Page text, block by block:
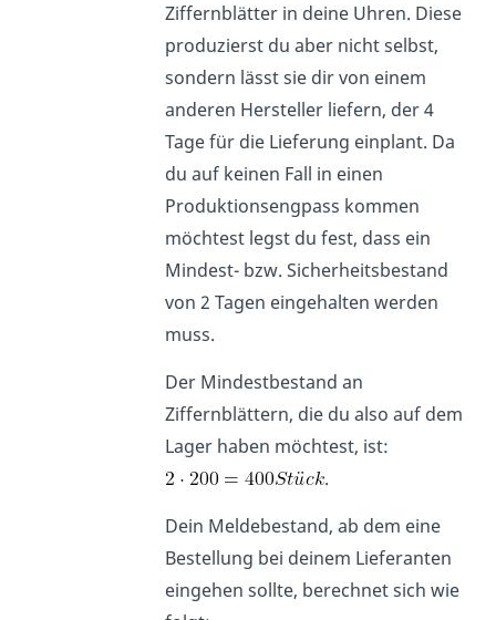
Ziffernblätter in deine Uhren. Diese
produzierst du aber nicht selbst,
sondern lässt sie dir von einem
anderen Hersteller liefern, der 4
Tage für die Lieferung einplant. Da
du auf keinen Fall in einen
Produktionsengpass kommen
möchtest legst du fest, dass ein
Mindest- bzw. Sicherheitsbestand
von 2 Tagen eingehalten werden
muss.
Der Mindestbestand an
Ziffernblättern, die du also auf dem
Lager haben möchtest, ist:
.
Dein Meldebestand, ab dem eine
Bestellung bei deinem Lieferanten
eingehen sollte, berechnet sich wie